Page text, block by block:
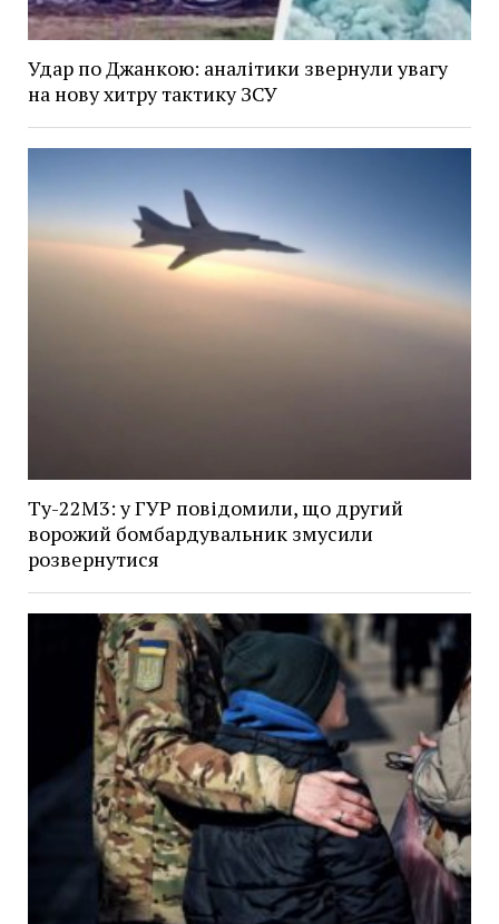
Удар по Джанкою: аналітики звернули увагу
на нову хитру тактику ЗСУ
Ту-22М3: у ГУР повідомили, що другий
ворожий бомбардувальник змусили
розвернутися